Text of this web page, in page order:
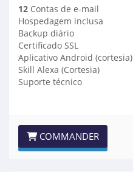
12 Contas de e-mail
Hospedagem inclusa
Backup diário
Certificado SSL
Aplicativo Android (cortesia)
Skill Alexa (Cortesia)
Suporte técnico
COMMANDER